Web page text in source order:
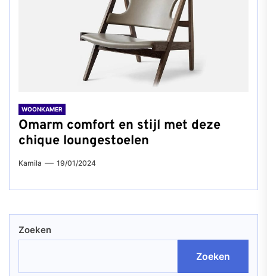
WOONKAMER
Omarm comfort en stijl met deze
chique loungestoelen
Kamila 19/01/2024
Zoeken
Zoeken